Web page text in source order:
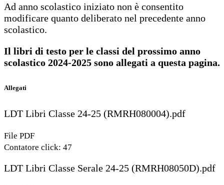
Ad anno scolastico iniziato non è consentito
modificare quanto deliberato nel precedente anno
scolastico.
Il libri di testo per le classi del prossimo anno
scolastico 2024-2025 sono allegati a questa pagina.
Allegati
LDT Libri Classe 24-25 (RMRH080004).pdf
File PDF
Contatore click: 47
LDT Libri Classe Serale 24-25 (RMRH08050D).pdf